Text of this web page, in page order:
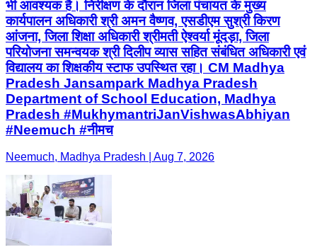
भी आवश्यक है। निरीक्षण के दौरान जिला पंचायत के मुख्य
कार्यपालन अधिकारी श्री अमन वैष्णव, एसडीएम सुश्री किरण
आंजना, जिला शिक्षा अधिकारी श्रीमती ऐश्वर्या मूंदड़ा, जिला
परियोजना समन्वयक श्री दिलीप व्यास सहित संबंधित अधिकारी एवं
विद्यालय का शिक्षकीय स्टाफ उपस्थित रहा। CM Madhya
Pradesh Jansampark Madhya Pradesh
Department of School Education, Madhya
Pradesh #MukhymantriJanVishwasAbhiyan
#Neemuch #नीमच
Neemuch, Madhya Pradesh | Aug 7, 2026